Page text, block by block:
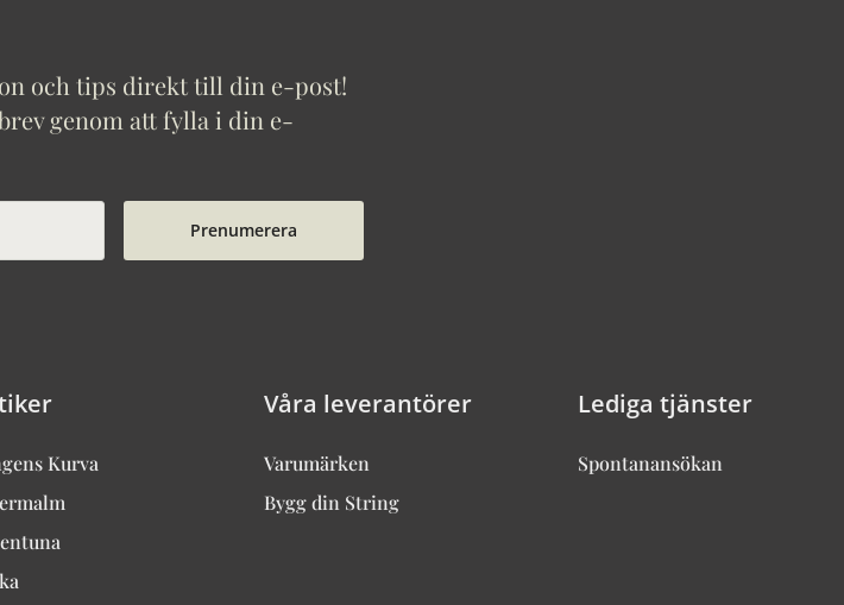
och tips direkt till din e-post!
genom att fylla i din e-
Prenumerera
Kurva
Våra leverantörer
Varumärken
Bygg din String
Lediga tjänster
Spontanansökan